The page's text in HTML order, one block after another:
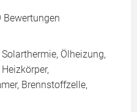
Bewertungen
Ölheizung,
Brennstoffzelle,